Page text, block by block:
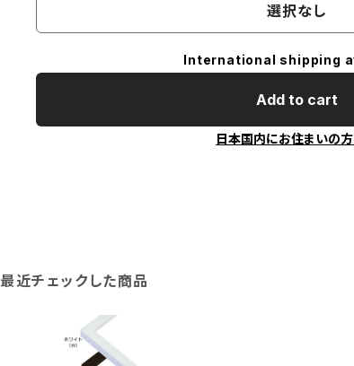
選択なし
International shipping
Add to cart
日本国内にお住まいの
最近チェックした商品